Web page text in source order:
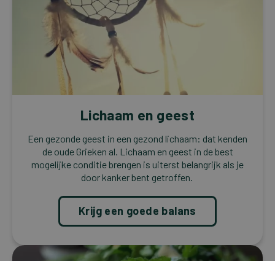
Lichaam en geest
Een gezonde geest in een gezond lichaam: dat kenden
de oude Grieken al. Lichaam en geest in de best
mogelijke conditie brengen is uiterst belangrijk als je
door kanker bent getroffen.
Krijg een goede balans